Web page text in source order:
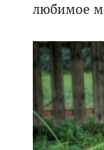
любимое